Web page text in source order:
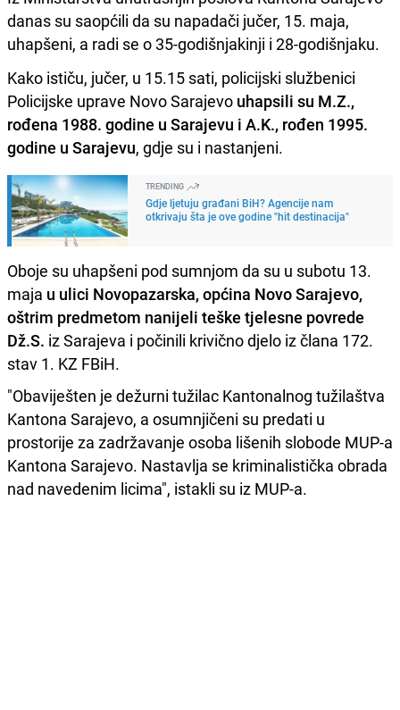
danas su saopćili da su napadači jučer, 15. maja,
uhapšeni, a radi se o 35-godišnjakinji i 28-godišnjaku.
Kako ističu, jučer, u 15.15 sati, policijski službenici
Policijske uprave Novo Sarajevo uhapsili su M.Z.,
rođena 1988. godine u Sarajevu i A.K., rođen 1995.
godine u Sarajevu, gdje su i nastanjeni.
TRENDING
Gdje ljetuju građani BiH? Agencije nam
otkrivaju šta je ove godine "hit destinacija"
Oboje su uhapšeni pod sumnjom da su u subotu 13.
maja u ulici Novopazarska, općina Novo Sarajevo,
oštrim predmetom nanijeli teške tjelesne povrede
Dž.S. iz Sarajeva i počinili krivično djelo iz člana 172.
stav 1. KZ FBiH.
"Obaviješten je dežurni tužilac Kantonalnog tužilaštva
Kantona Sarajevo, a osumnjičeni su predati u
prostorije za zadržavanje osoba lišenih slobode MUP-a
Kantona Sarajevo. Nastavlja se kriminalistička obrada
nad navedenim licima", istakli su iz MUP-a.